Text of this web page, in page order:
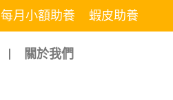
每月小額助養 蝦皮助養
關於我們